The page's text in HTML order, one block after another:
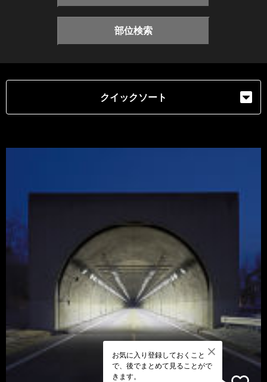
部位検索
クイックソート
お気に入り登録しておくこと
で、後でまとめて見ることがで
きます。